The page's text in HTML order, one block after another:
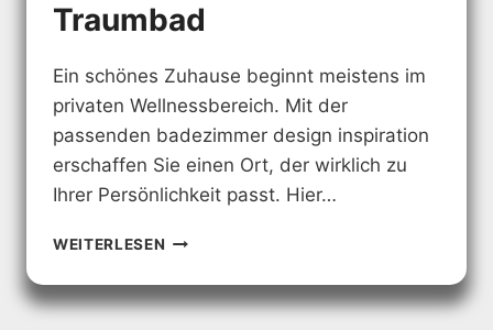
Traumbad
Ein schönes Zuhause beginnt meistens im
privaten Wellnessbereich. Mit der
passenden badezimmer design inspiration
erschaffen Sie einen Ort, der wirklich zu
Ihrer Persönlichkeit passt. Hier…
WEITERLESEN BÄDER
IDEEN:
GESTALTEN